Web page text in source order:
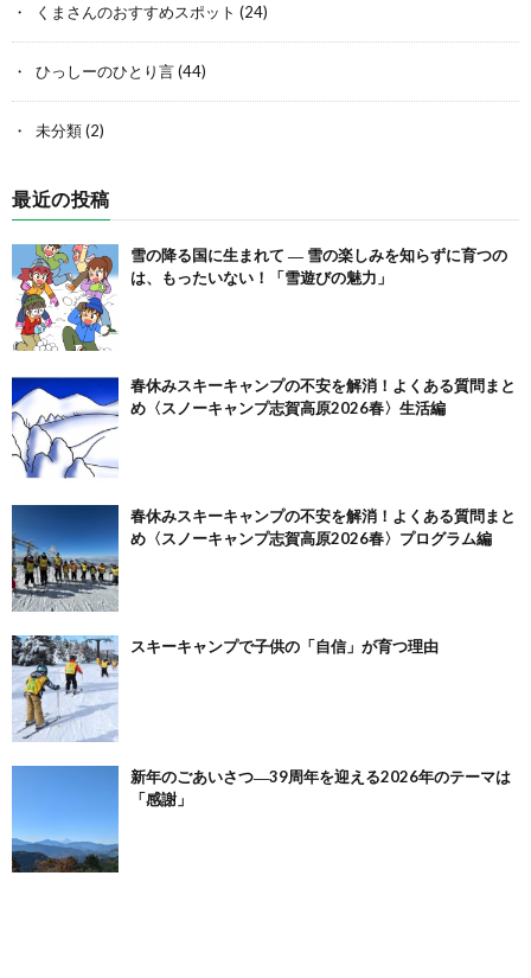
くまさんのおすすめスポット (24)
ひっしーのひとり言(44)
未分類(2)
最近の投稿
雪の降る国に生まれて ― 雪の楽しみを知らずに育つの
は、もったいない！「雪遊びの魅力」
春休みスキーキャンプの不安を解消！よくある質問まと
め〈スノーキャンプ志賀高原2026春〉生活編
春休みスキーキャンプの不安を解消！よくある質問まと
め〈スノーキャンプ志賀高原2026春〉プログラム編
スキーキャンプで子供の「自信」が育つ理由
新年のごあいさつ―39周年を迎える2026年のテーマは
「感謝」